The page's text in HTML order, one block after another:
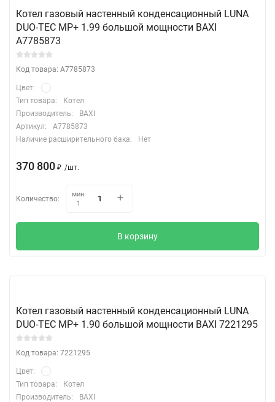
Котел газовый настенный конденсационный LUNA
DUO-TEC MP+ 1.99 большой мощности BAXI
A7785873
Код товара: A7785873
Цвет:
Тип товара:
Котел
Производитель:
BAXI
Артикул:
A7785873
Наличие расширительного бака:
Нет
370 800 ₽ /шт.
Количество:
мин.
1
В корзину
Котел газовый настенный конденсационный LUNA
DUO-TEC MP+ 1.90 большой мощности BAXI 7221295
Код товара: 7221295
Цвет:
Тип товара:
Котел
Производитель:
BAXI